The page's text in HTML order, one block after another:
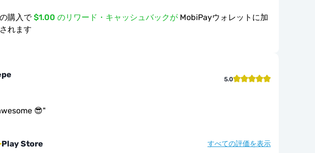
購入で $1.00 のリワード・キャッシュバックが MobiPayウォレットに加
れます
5.0
😎"
Play Store すべての評価を表示